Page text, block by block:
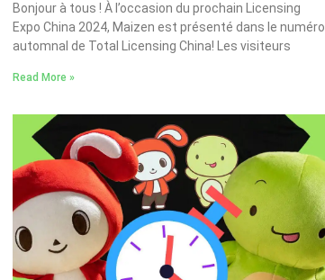
Bonjour à tous ! À l’occasion du prochain Licensing
Expo China 2024, Maizen est présenté dans le numéro
automnal de Total Licensing China! Les visiteurs
Read More »